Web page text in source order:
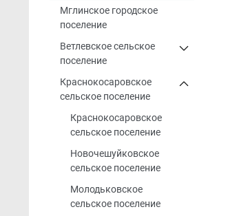
Мглинское городское
поселение
Ветлевское сельское
поселение
Краснокосаровское
сельское поселение
Краснокосаровское
сельское поселение
Новочешуйковское
сельское поселение
Молодьковское
сельское поселение